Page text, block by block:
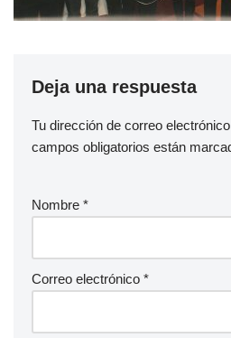
Deja una respuesta
Tu dirección de correo
campos obligatorios están
Nombre *
Correo electrónico *